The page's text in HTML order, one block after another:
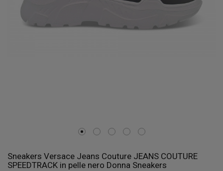
Sneakers Versace Jeans Couture JEANS COUTURE
SPEEDTRACK in pelle nero Donna Sneakers